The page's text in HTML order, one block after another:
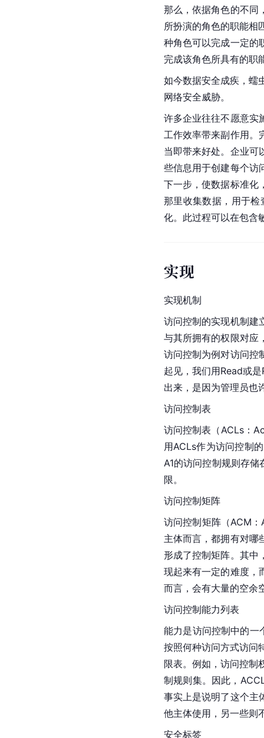
那么，依据角色的不同
所扮演的角色的职能相
种角色可以完成一定的
完成该角色所具有的职
如今数据安全成疾，蠕
网络安全威胁。
许多企业往往不愿意实
工作效率带来副作用。
当即带来好处。企业可
些信息用于创建每个访
下一步，使数据标准化
那里收集数据，用于
化。此过程可以在包含
实现
实现机制
访问控制的实现机制建
与其所拥有的权限对应
访问控制为例对访问控
起见，我们用Read或
出来，是因为管理员也
访问控制表
访问控制表（ACLs：
用ACLs作为访问控制
A1的访问控制规则存储
限。
访问控制矩阵
访问控制矩阵（ACM
主体而言，都拥有对哪
形成了控制矩阵。其中
现起来有一定的难度，
而言，会有大量的空余
访问控制能力列表
能力是访问控制中的一
按照何种访问方式访
限表。例如，访问控制
制规则集。因此，
事实上是说明了这个主
他主体使用，另一些则
安全标签